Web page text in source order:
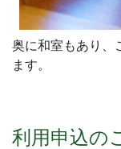
奥に和室もあり、
ます。
利用申込の